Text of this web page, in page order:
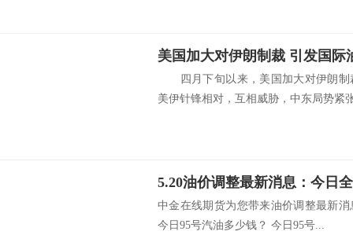
美国加大对伊朗制裁 引发国际
四月下旬以来，美国加大对伊朗制
美伊针锋相对，互相威胁，中东局势紧
中金在线期货为您带来油价调整最新
今日95号汽油多少钱？ 今日95号...